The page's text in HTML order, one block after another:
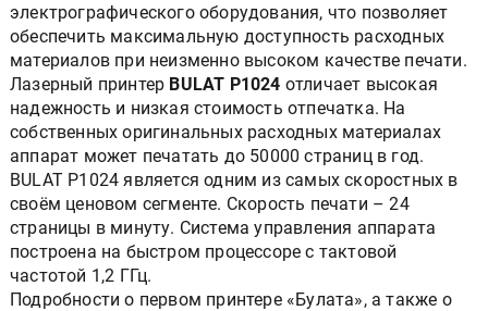
электрографического оборудования, что позволяет
обеспечить максимальную доступность расходных
материалов при неизменно высоком качестве печати.
Лазерный принтер BULAT P1024 отличает высокая
надежность и низкая стоимость отпечатка. На
собственных оригинальных расходных материалах
аппарат может печатать до 50000 страниц в год.
BULAT P1024 является одним из самых скоростных в
своём ценовом сегменте. Скорость печати – 24
страницы в минуту. Система управления аппарата
построена на быстром процессоре с тактовой
частотой 1,2 ГГц.
Подробности о первом принтере «Булата», а также о